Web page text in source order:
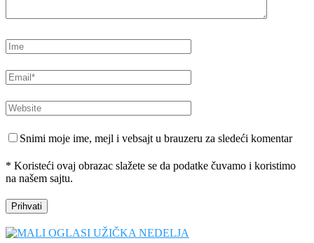
Snimi moje ime, mejl i vebsajt u brauzeru za sledeći komentar
* Koristeći ovaj obrazac slažete se da podatke čuvamo i koristimo
na našem sajtu.